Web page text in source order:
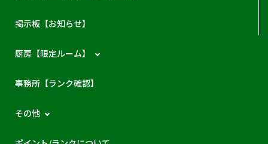
掲示板【お知らせ】
厨房【限定ルーム】
事務所【ランク確認】
その他